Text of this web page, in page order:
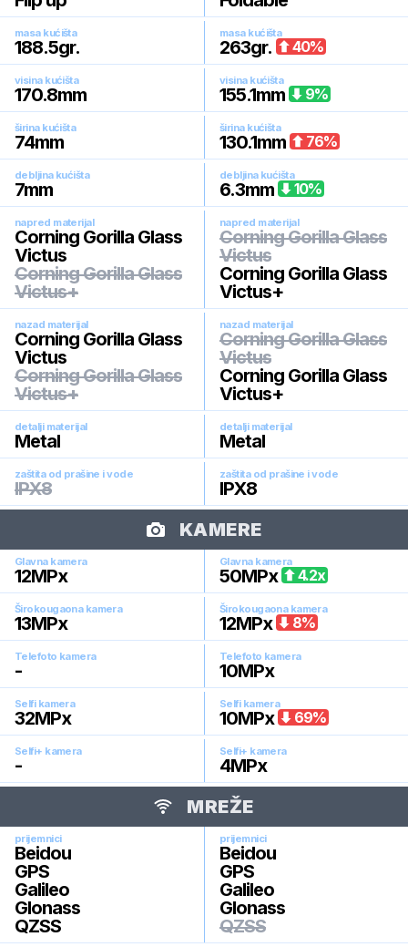
masa kućišta
188.5gr.
masa kućišta
263gr. 40%
visina kućišta
170.8mm
visina kućišta
155.1mm 9%
širina kućišta
74mm
širina kućišta
130.1mm 76%
debljina kućišta
7mm
debljina kućišta
6.3mm 10%
napred materijal
Corning Gorilla Glass
Victus
Corning Gorilla Glass
Victus+
napred materijal
Corning Gorilla Glass
Victus
Corning Gorilla Glass
Victus+
nazad materijal
Corning Gorilla Glass
Victus
Corning Gorilla Glass
Victus+
nazad materijal
Corning Gorilla Glass
Victus
Corning Gorilla Glass
Victus+
detalji materijal
Metal
detalji materijal
Metal
zaštita od prašine i vode
IPX8
zaštita od prašine i vode
IPX8
KAMERE
Glavna kamera
12MPx
Glavna kamera
50MPx 4.2x
Širokougaona kamera
13MPx
Širokougaona kamera
12MPx 8%
Telefoto kamera
-
Telefoto kamera
10MPx
Selfi kamera
32MPx
Selfi kamera
10MPx 69%
Selfi+ kamera
-
Selfi+ kamera
4MPx
MREŽE
prijemnici
Beidou
GPS
Galileo
Glonass
QZSS
prijemnici
Beidou
GPS
Galileo
Glonass
QZSS